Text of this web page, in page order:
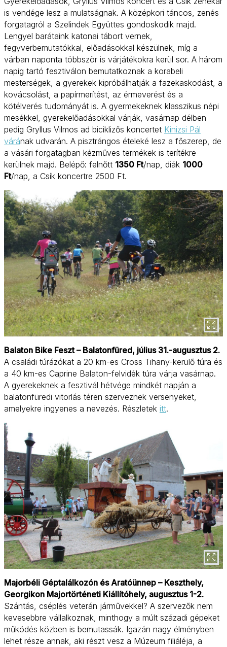
is vendége lesz a mulatságnak. A középkori táncos, zenés
forgatagról a Szelindek Együttes gondoskodik majd.
Lengyel barátaink katonai tábort vernek,
fegyverbemutatókkal, előadásokkal készülnek, míg a
várban naponta többször is várjátékokra kerül sor. A három
napig tartó fesztiválon bemutatkoznak a korabeli
mesterségek, a gyerekek kipróbálhatják a fazekaskodást, a
kovácsolást, a papírmerítést, az érmeverést és a
kötélverés tudományát is. A gyermekeknek klasszikus népi
mesékkel, gyerekelőadásokkal várják, vasárnap délben
pedig Gryllus Vilmos ad biciklizős koncertet Kinizsi Pál
várának udvarán. A pisztrángos ételeké lesz a főszerep, de
a vásári forgatagban kézműves termékek is terítékre
kerülnek majd. Belépő: felnőtt 1350 Ft/nap, diák 1000
Ft/nap, a Csík koncertre 2500 Ft.
Balaton Bike Feszt – Balatonfüred, július 31.-augusztus 2.
A családi túrázókat a 20 km-es Cross Tihany-kerülő túra és
a 40 km-es Caprine Balaton-felvidék túra várja vasárnap.
A gyerekeknek a fesztivál hétvége mindkét napján a
balatonfüredi vitorlás téren szerveznek versenyeket,
amelyekre ingyenes a nevezés. Részletek itt.
Majorbéli Géptalálkozón és Aratóünnep – Keszthely,
Georgikon Majortörténeti Kiállítóhely, augusztus 1-2.
Szántás, cséplés veterán járművekkel? A szervezők nem
kevesebbre vállalkoznak, minthogy a múlt századi gépeket
működés közben is bemutassák. Igazán nagy élményben
lehet része annak, aki részt vesz a Múzeum filiáléja, a